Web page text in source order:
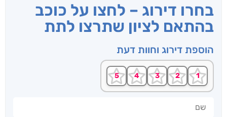
בחרו דירוג – לחצו על כוכב
בהתאם לציון שתרצו לתת
הוספת דירוג וחוות דעת